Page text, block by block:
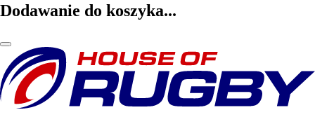
Dodawanie do koszyka...